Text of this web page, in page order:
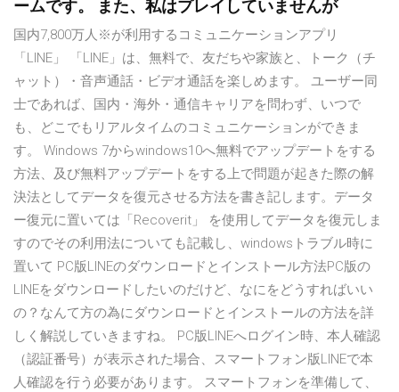
ームです。 また、私はプレイしていませんが
国内7,800万人※が利用するコミュニケーションアプリ
「LINE」 「LINE」は、無料で、友だちや家族と、トーク（チ
ャット）・音声通話・ビデオ通話を楽しめます。 ユーザー同
士であれば、国内・海外・通信キャリアを問わず、いつで
も、どこでもリアルタイムのコミュニケーションができま
す。 Windows 7からwindows10へ無料でアップデートをする
方法、及び無料アップデートをする上で問題が起きた際の解
決法としてデータを復元させる方法を書き記します。データ
ー復元に置いては「Recoverit」 を使用してデータを復元しま
すのでその利用法についても記載し、windowsトラブル時に
置いて PC版LINEのダウンロードとインストール方法PC版の
LINEをダウンロードしたいのだけど、なにをどうすればいい
の？なんて方の為にダウンロードとインストールの方法を詳
しく解説していきますね。 PC版LINEへログイン時、本人確認
（認証番号）が表示された場合、スマートフォン版LINEで本
人確認を行う必要があります。 スマートフォンを準備して、